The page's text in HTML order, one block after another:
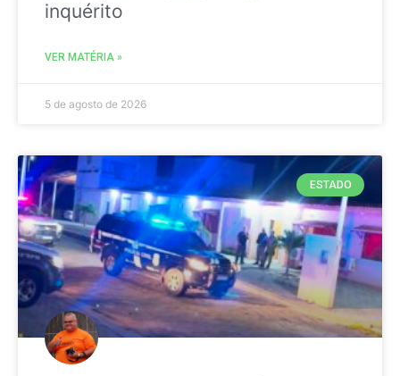
inquérito
VER MATÉRIA »
5 de agosto de 2026
ESTADO